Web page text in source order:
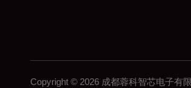
Copyright © 2026 成都蓉科智芯电子